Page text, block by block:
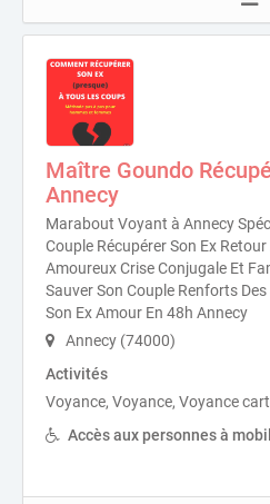
Maître Goundo
Annecy
Marabout Voyant à Annecy
Couple Récupérer Son Ex
Amoureux Crise Conjugale Et
Sauver Son Couple Renforts
Son Ex Amour En 48h Annecy
Annecy (74000)
Activités
Voyance, Voyance, Voyance
Accès aux personnes à